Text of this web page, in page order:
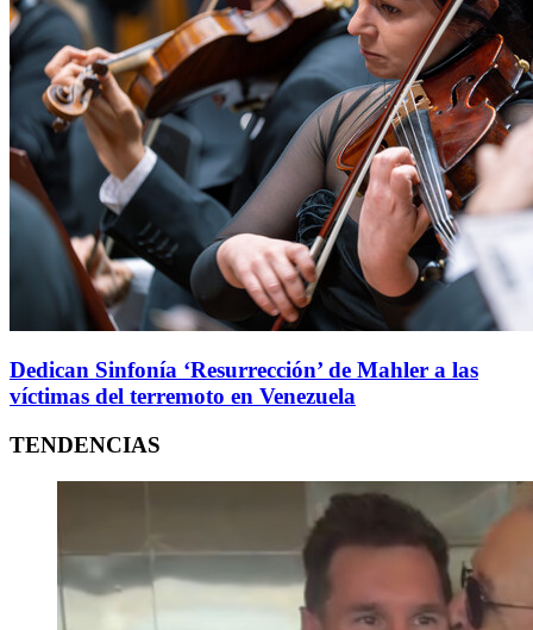
Dedican Sinfonía ‘Resurrección’ de Mahler a las
víctimas del terremoto en Venezuela
TENDENCIAS